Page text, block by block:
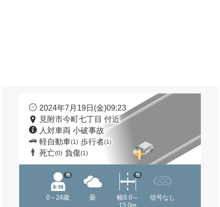
2024年7月19日(金)09:23
見附市今町七丁目 付近
人対車両 小破事故
軽自動車(1) 歩行者(1)
死亡(0) 負傷(1)
0～24歳
他
曇
幅9.0～
13.0m
他
信号なし